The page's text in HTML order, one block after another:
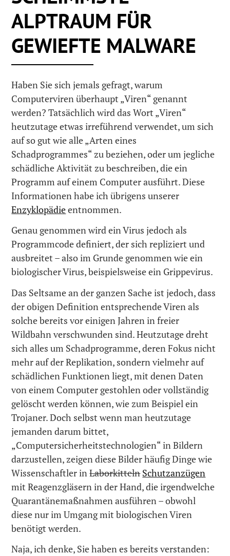
ALPTRAUM FÜR
GEWIEFTE MALWARE
Haben Sie sich jemals gefragt, warum
Computerviren überhaupt „Viren“ genannt
werden? Tatsächlich wird das Wort „Viren“
heutzutage etwas irreführend verwendet, um sich
auf so gut wie alle „Arten eines
Schadprogrammes“ zu beziehen, oder um jegliche
schädliche Aktivität zu beschreiben, die ein
Programm auf einem Computer ausführt. Diese
Informationen habe ich übrigens unserer
Enzyklopädieentnommen.
Genau genommen wird ein Virus jedoch als
Programmcode definiert, der sich repliziert und
ausbreitet – also im Grunde genommen wie ein
biologischer Virus, beispielsweise ein Grippevirus.
Das Seltsame an der ganzen Sache ist jedoch, dass
der obigen Definition entsprechende Viren als
solche bereits vor einigen Jahren in freier
Wildbahn verschwunden sind. Heutzutage dreht
sich alles um Schadprogramme, deren Fokus nicht
mehr auf der Replikation, sondern vielmehr auf
schädlichen Funktionen liegt, mit denen Daten
von einem Computer gestohlen oder vollständig
gelöscht werden können, wie zum Beispiel ein
Trojaner. Doch selbst wenn man heutzutage
jemanden darum bittet,
„Computersicherheitstechnologien“ in Bildern
darzustellen, zeigen diese Bilder häufig Dinge wie
Wissenschaftler inLaborkittelnSchutzanzügen
mit Reagenzgläsern in der Hand, die irgendwelche
Quarantänemaßnahmen ausführen – obwohl
diese nur im Umgang mit biologischen Viren
benötigt werden.
Naja, ich denke, Sie haben es bereits verstanden: